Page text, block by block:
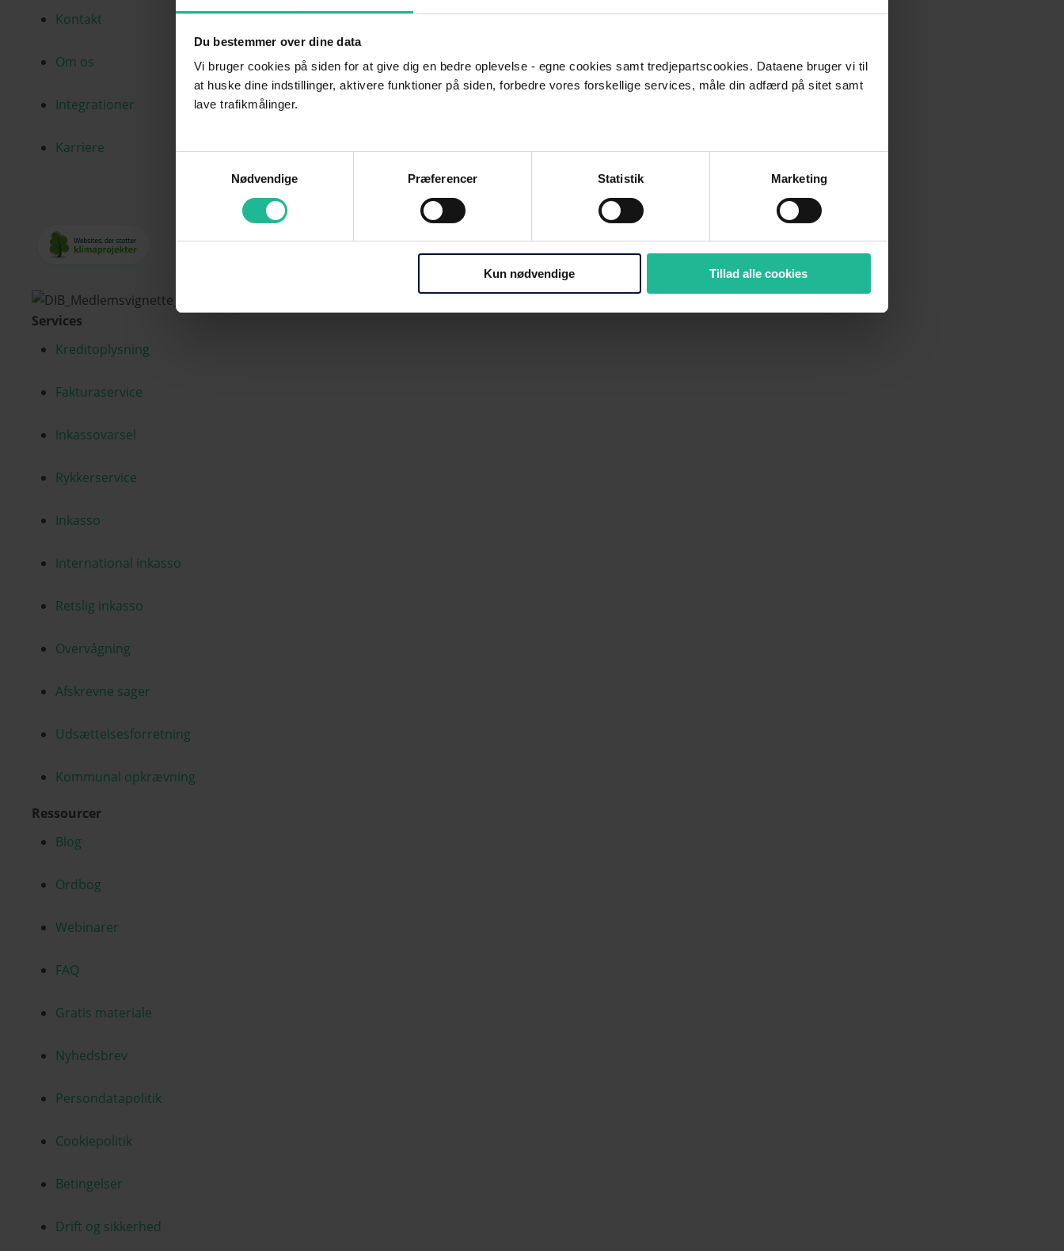
Du bestemmer over dine data
Vi bruger cookies på siden for at give dig en bedre oplevelse - egne cookies samt tredjepartscookies. Dataene bruger vi til
at huske dine indstillinger, aktivere funktioner på siden, forbedre vores forskellige services, måle din adfærd på sitet samt
lave trafikmålinger.
Nødvendige
Præferencer Statistik Marketing
Kun nødvendige Tillad alle cookies
Kontakt
Om os
Integrationer
Karriere
Services
Kreditoplysning
Fakturaservice
Inkassovarsel
Rykkerservice
Inkasso
International inkasso
Retslig inkasso
Overvågning
Afskrevne sager
Udsættelsesforretning
Kommunal opkrævning
Ressourcer
Blog
Ordbog
Webinarer
FAQ
Gratis materiale
Nyhedsbrev
Persondatapolitik
Cookiepolitik
Betingelser
Drift og sikkerhed